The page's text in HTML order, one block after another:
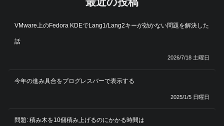
VMware上のFedora KDEでLang1/Lang2キーが効かない問題を解決した
話
2026/7/18 土曜日
今年の進み具合をプログレスバーで表示する
2025/1/5 日曜日
問題: 積み木を10個積み上げるのにかかる時間は